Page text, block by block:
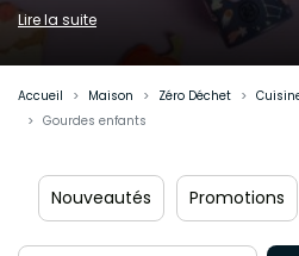
Lire la suite
Accueil Maison Zéro Déchet
Gourdes enfants
Nouveautés Promotions